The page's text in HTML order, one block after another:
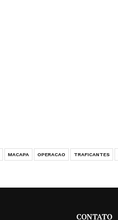
MACAPA OPERACAO TRAFICANTES
CONTATO